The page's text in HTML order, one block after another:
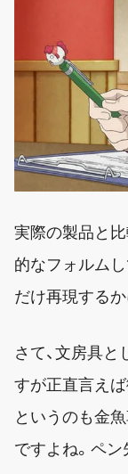
実際の製品と
的なフォルム
だけ再現する
さて、文房具
すが正直言え
というのも金
ですよね。ペ